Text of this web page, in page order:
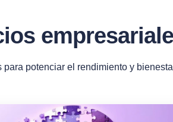
potenciar el rendimiento y